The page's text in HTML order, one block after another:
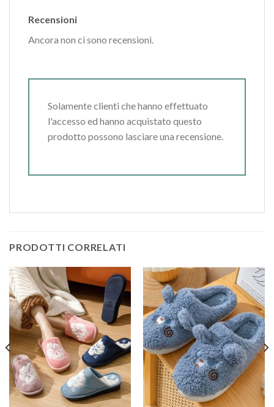
Recensioni
Ancora non ci sono recensioni.
Solamente clienti che hanno effettuato
l'accesso ed hanno acquistato questo
prodotto possono lasciare una recensione.
PRODOTTI CORRELATI